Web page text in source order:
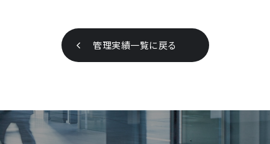
管理実績一覧に戻る